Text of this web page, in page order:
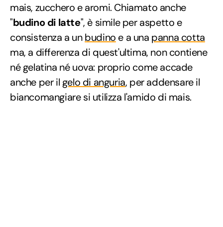
mais, zucchero e aromi. Chiamato anche
"budino di latte", è simile per aspetto e
consistenza a unbudino e a una panna cotta
ma, a differenza di quest'ultima, non contiene
né gelatina né uova: proprio come accade
anche per il gelo di anguria, per addensare il
biancomangiare si utilizza l'amido di mais.